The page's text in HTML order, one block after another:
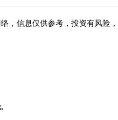
，信息仅供参考，投资有风险，